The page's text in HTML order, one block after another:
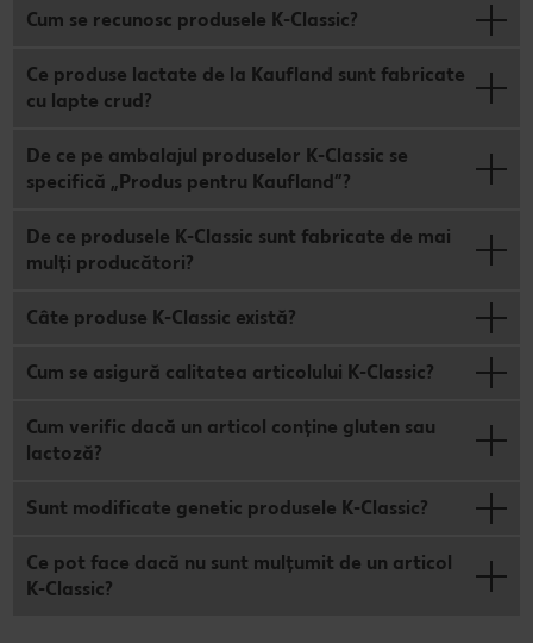
Cum se recunosc produsele K-Classic?
Ce produse lactate de la Kaufland sunt fabricate
cu lapte crud?
De ce pe ambalajul produselor K-Classic se
specifică „Produs pentru Kaufland”?
De ce produsele K-Classic sunt fabricate de mai
mulţi producători?
Câte produse K-Classic există?
Cum se asigură calitatea articolului K-Classic?
Cum verific dacă un articol conține gluten sau
lactoză?
Sunt modificate genetic produsele K-Classic?
Ce pot face dacă nu sunt mulțumit de un articol
K-Classic?